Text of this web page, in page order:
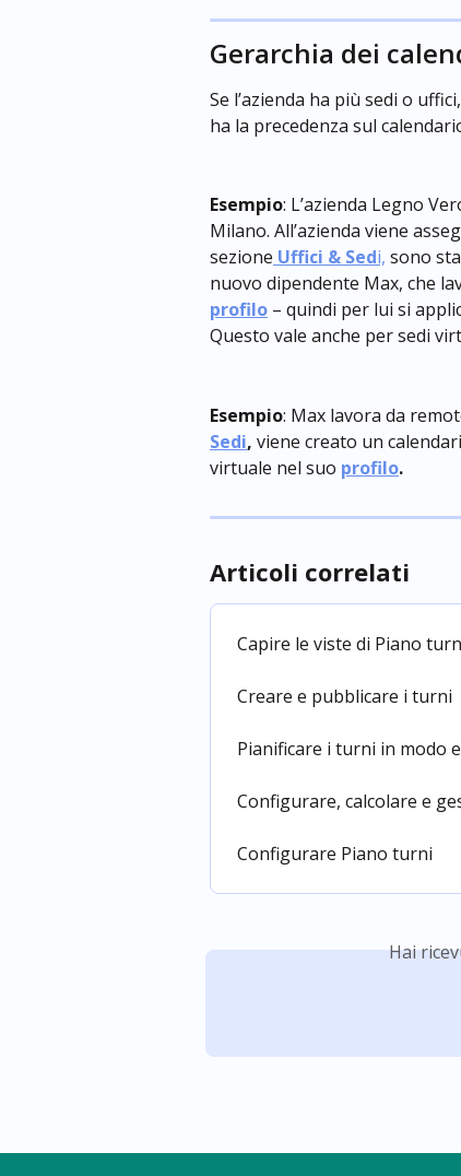
Gerarchia dei
Se l’azienda ha più sedi o
ha la precedenza sul
Esempio: L’azienda Legno
Milano. All’azienda viene
sezione Uffici & Sedi, sono
nuovo dipendente Max, che
profilo – quindi per lui si
Questo vale anche per sedi
Esempio: Max lavora da
Sedi, viene creato un
virtuale nel suo profilo.
Articoli correlati
Capire le viste di Piano
Creare e pubblicare i turni
Pianificare i turni in modo
Configurare, calcolare e
Configurare Piano turni
Hai